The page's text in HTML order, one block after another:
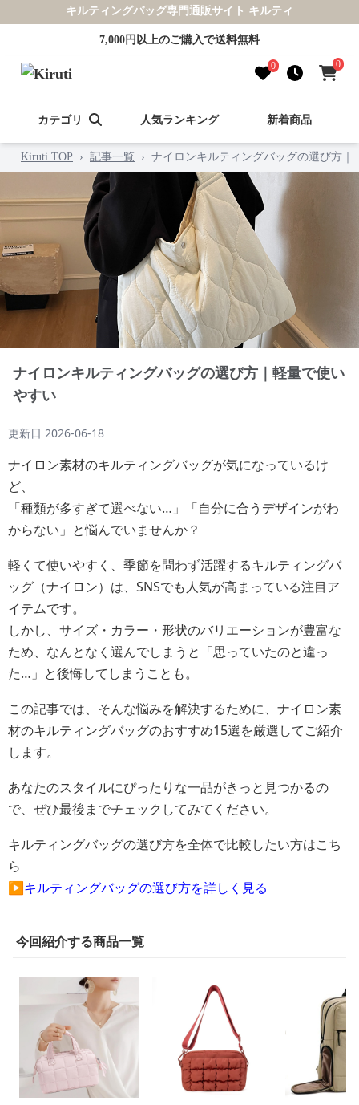
キルティングバッグ専門通販サイト キルティ
7,000円以上のご購入で送料無料
0 0
カテゴリ 人気ランキング 新着商品
Kiruti TOP › 記事一覧 › ナイロンキルティングバッグの選び方｜
ナイロンキルティングバッグの選び方｜軽量で使い
やすい
更新日 2026-06-18
ナイロン素材のキルティングバッグが気になっているけ
ど、
「種類が多すぎて選べない…」「自分に合うデザインがわ
からない」と悩んでいませんか？
軽くて使いやすく、季節を問わず活躍するキルティングバ
ッグ（ナイロン）は、SNSでも人気が高まっている注目ア
イテムです。
しかし、サイズ・カラー・形状のバリエーションが豊富な
ため、なんとなく選んでしまうと「思っていたのと違っ
た…」と後悔してしまうことも。
この記事では、そんな悩みを解決するために、ナイロン素
材のキルティングバッグのおすすめ15選を厳選してご紹介
します。
あなたのスタイルにぴったりな一品がきっと見つかるの
で、ぜひ最後までチェックしてみてください。
キルティングバッグの選び方を全体で比較したい方はこち
ら
▶キルティングバッグの選び方を詳しく見る
今回紹介する商品一覧